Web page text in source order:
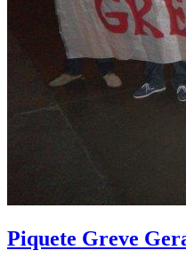
Piquete Greve